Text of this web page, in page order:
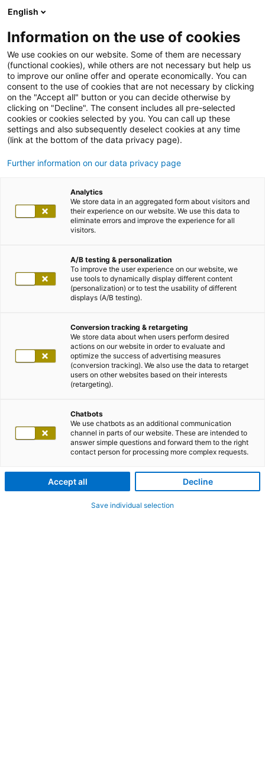
English
Information on the use of cookies
We use cookies on our website. Some of them are necessary
(functional cookies), while others are not necessary but help us
to improve our online offer and operate economically. You can
consent to the use of cookies that are not necessary by clicking
on the "Accept all" button or you can decide otherwise by
clicking on "Decline". The consent includes all pre-selected
cookies or cookies selected by you. You can call up these
settings and also subsequently deselect cookies at any time
(link at the bottom of the data privacy page).
Further information on our data privacy page
Analytics
We store data in an aggregated form about visitors and
their experience on our website. We use this data to
eliminate errors and improve the experience for all
visitors.
A/B testing & personalization
To improve the user experience on our website, we
use tools to dynamically display different content
(personalization) or to test the usability of different
displays (A/B testing).
Conversion tracking & retargeting
We store data about when users perform desired
actions on our website in order to evaluate and
optimize the success of advertising measures
(conversion tracking). We also use the data to retarget
users on other websites based on their interests
(retargeting).
Chatbots
We use chatbots as an additional communication
channel in parts of our website. These are intended to
answer simple questions and forward them to the right
contact person for processing more complex requests.
Accept all Decline
Save individual selection